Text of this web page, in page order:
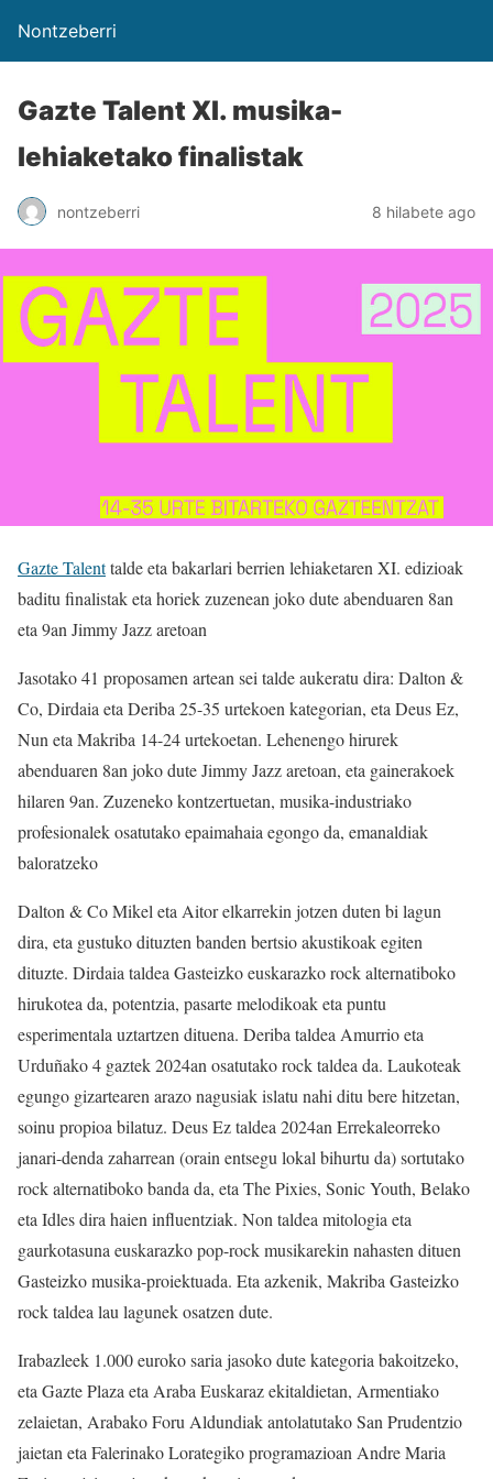
Nontzeberri
Gazte Talent XI. musika-
lehiaketako finalistak
nontzeberri 8 hilabete ago
Gazte Talenttalde eta bakarlari berrien lehiaketaren XI. edizioak
baditu finalistak eta horiek zuzenean joko dute abenduaren 8an
eta 9an Jimmy Jazz aretoan
Jasotako 41 proposamen artean sei talde aukeratu dira: Dalton &
Co, Dirdaia eta Deriba 25-35 urtekoen kategorian, eta Deus Ez,
Nun eta Makriba 14-24 urtekoetan. Lehenengo hirurek
abenduaren 8an joko dute Jimmy Jazz aretoan, eta gainerakoek
hilaren 9an. Zuzeneko kontzertuetan, musika-industriako
profesionalek osatutako epaimahaia egongo da, emanaldiak
baloratzeko
Dalton & Co Mikel eta Aitor elkarrekin jotzen duten bi lagun
dira, eta gustuko dituzten banden bertsio akustikoak egiten
dituzte. Dirdaia taldea Gasteizko euskarazko rock alternatiboko
hirukotea da, potentzia, pasarte melodikoak eta puntu
esperimentala uztartzen dituena. Deriba taldea Amurrio eta
Urduñako 4 gaztek 2024an osatutako rock taldea da. Laukoteak
egungo gizartearen arazo nagusiak islatu nahi ditu bere hitzetan,
soinu propioa bilatuz. Deus Ez taldea 2024an Errekaleorreko
janari-denda zaharrean (orain entsegu lokal bihurtu da) sortutako
rock alternatiboko banda da, eta The Pixies, Sonic Youth, Belako
eta Idles dira haien influentziak. Non taldea mitologia eta
gaurkotasuna euskarazko pop-rock musikarekin nahasten dituen
Gasteizko musika-proiektuada. Eta azkenik, Makriba Gasteizko
rock taldea lau lagunek osatzen dute.
Irabazleek 1.000 euroko saria jasoko dute kategoria bakoitzeko,
eta Gazte Plaza eta Araba Euskaraz ekitaldietan, Armentiako
zelaietan, Arabako Foru Aldundiak antolatutako San Prudentzio
jaietan eta Falerinako Lorategiko programazioan Andre Maria